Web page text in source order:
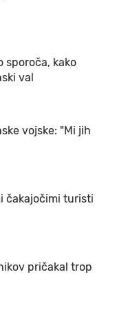
sporoča, kako
val
vojske: "Mi jih
čakajočimi turisti
pričakal trop